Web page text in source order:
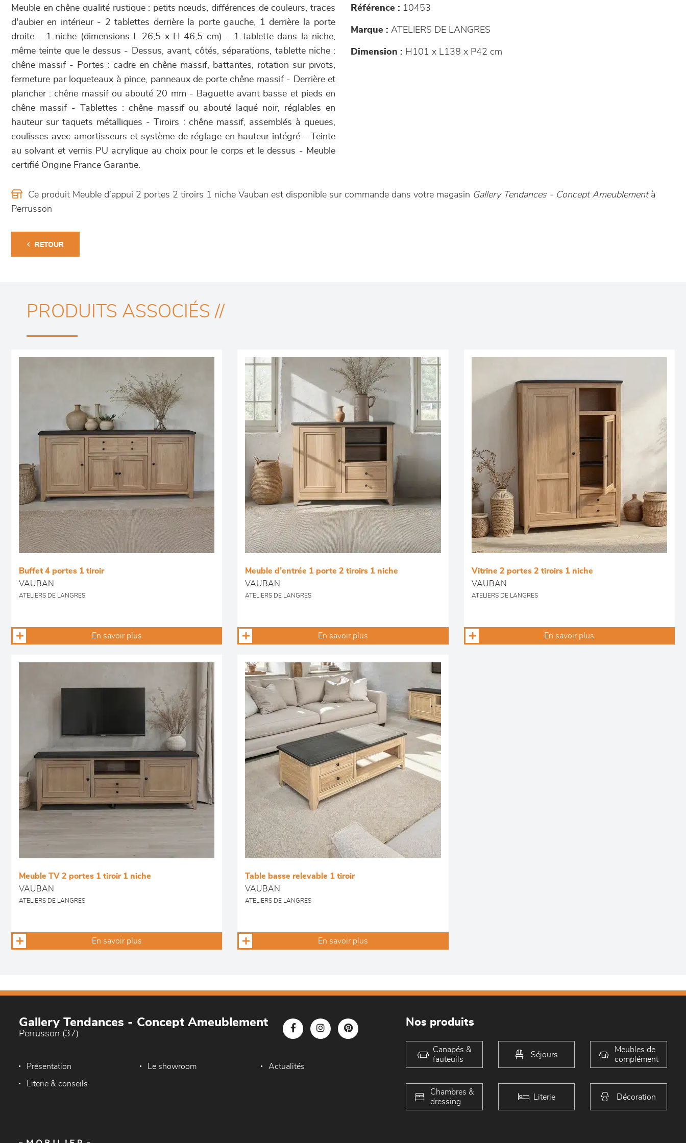
Meuble en chêne qualité rustique : petits nœuds, différences de couleurs, traces
d'aubier en intérieur - 2 tablettes derrière la porte gauche, 1 derrière la porte
droite - 1 niche (dimensions L 26,5 x H 46,5 cm) - 1 tablette dans la niche,
même teinte que le dessus - Dessus, avant, côtés, séparations, tablette niche :
chêne massif - Portes : cadre en chêne massif, battantes, rotation sur pivots,
fermeture par loqueteaux à pince, panneaux de porte chêne massif - Derrière et
plancher : chêne massif ou abouté 20 mm - Baguette avant basse et pieds en
chêne massif - Tablettes : chêne massif ou abouté laqué noir, réglables en
hauteur sur taquets métalliques - Tiroirs : chêne massif, assemblés à queues,
coulisses avec amortisseurs et système de réglage en hauteur intégré - Teinte
au solvant et vernis PU acrylique au choix pour le corps et le dessus - Meuble
certifié Origine France Garantie.
Référence : 10453
Marque : ATELIERS DE LANGRES
Dimension : H101 x L138 x P42 cm
Ce produit Meuble d’appui 2 portes 2 tiroirs 1 niche Vauban est disponible sur commande dans votre magasin Gallery Tendances - Concept Ameublement à
Perrusson
RETOUR
PRODUITS ASSOCIÉS //
Buffet 4 portes 1 tiroir
VAUBAN
ATELIERS DE LANGRES
En savoir plus
Meuble d’entrée 1 porte 2 tiroirs 1 niche
VAUBAN
ATELIERS DE LANGRES
En savoir plus
Vitrine 2 portes 2 tiroirs 1 niche
VAUBAN
ATELIERS DE LANGRES
En savoir plus
Meuble TV 2 portes 1 tiroir 1 niche
VAUBAN
ATELIERS DE LANGRES
En savoir plus
Table basse relevable 1 tiroir
VAUBAN
ATELIERS DE LANGRES
En savoir plus
Gallery Tendances - Concept Ameublement
Perrusson (37)
Présentation Le showroom Actualités
Literie & conseils
Nos produits
Canapés &
fauteuils
Séjours
Meubles de
complément
Chambres &
dressing
Literie Décoration